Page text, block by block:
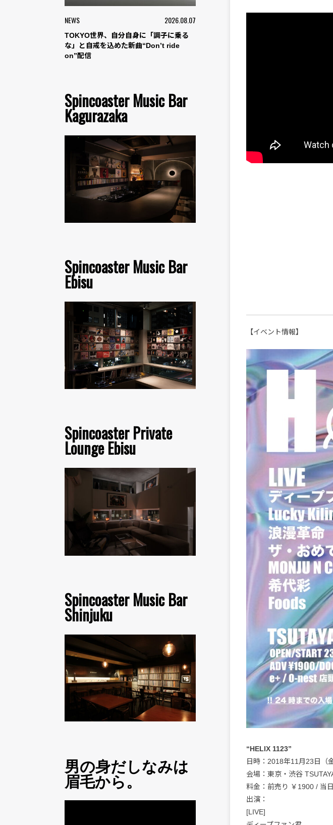
NEWS 2026.08.07
TOKYO世界、自分自身に「調子に乗る
な」と自戒を込めた新曲“Don’t ride
on”配信
Spincoaster Music Bar
Kagurazaka
Spincoaster Music Bar
Ebisu
Spincoaster Private
Lounge Ebisu
Spincoaster Music Bar
Shinjuku
男の身だしなみは
眉毛から。
【イベント情報】
“HELIX 1123”
日時：2018年11月23日（
会場：東京・渋谷
料金：前売り ￥1900 / 当
出演：
[LIVE]